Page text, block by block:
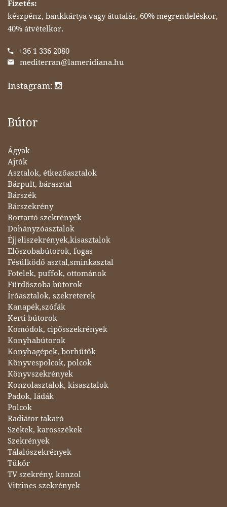
Fizetés:
készpénz, bankkártya vagy átutalás, 60% megrendeléskor,
40% átvételkor.
+36 1 336 2080
mediterran@lameridiana.hu
Instagram:
Bútor
Ágyak
Ajtók
Asztalok, étkezőasztalok
Bárpult, bárasztal
Bárszék
Bárszekrény
Bortartó szekrények
Dohányzóasztalok
Éjjeliszekrények,kisasztalok
Előszobabútorok, fogas
Fésülködő asztal,sminkasztal
Fotelek, puffok, ottománok
Fürdőszoba bútorok
Íróasztalok, szekreterek
Kanapék,szófák
Kerti bútorok
Komódok, cipősszekrények
Konyhabútorok
Konyhagépek, borhűtők
Könyvespolcok, polcok
Könyvszekrények
Konzolasztalok, kisasztalok
Padok, ládák
Polcok
Radiátor takaró
Székek, karosszékek
Szekrények
Tálalószekrények
Tükör
TV szekrény, konzol
Vitrines szekrények